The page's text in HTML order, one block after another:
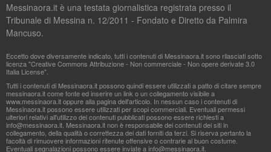
Messinaora.it è una testata giornalistica registrata presso il
Tribunale di Messina n. 12/2011 - Fondato e Diretto da Palmira
Mancuso.
Eccetto dove diversamente indicato, tutti i contenuti di Messinaora.it sono rilasciati sotto
licenza "Creative Commons Attribuzione - Non commerciale - Non opere derivate 3.0
Italia License".
Tutti i contenuti di Messinaora.it possono quindi essere utilizzati a patto di citare sempre
messinaora.it come fonte ed inserire un link o un collegamento visibile a
www.messinaora.it oppure alla pagina dell'articolo. In nessun caso i contenuti di
Messinaora.it possono essere utilizzati per scopi commerciali. Eventuali permessi
ulteriori relativi all'utilizzo dei contenuti pubblicati possono essere richiesti a
info@messinaora.it . Messinaora.it non è responsabile dei contenuti dei siti in
collegamento, della qualità o correttezza dei dati forniti da terzi. Si riserva pertanto la
facoltà di rimuovere informazioni ritenute offensive o contrarie al buon costume.
Eventuali segnalazioni possono essere inviate ainfo@messinaora.it